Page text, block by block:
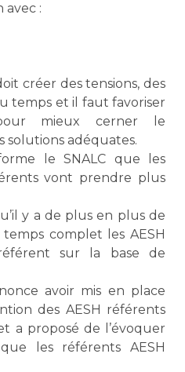
:
créer des tensions, des
temps et il faut favoriser
mieux cerner le
adéquates.
le SNALC que les
vont prendre plus
y a de plus en plus de
complet les AESH
sur la base de
avoir mis en place
des AESH référents
a proposé de l’évoquer
les référents AESH